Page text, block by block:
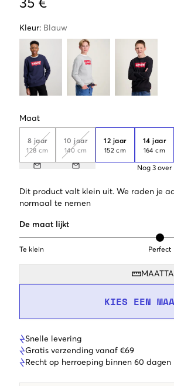
35 €
Kleur: Blauw
Maat
8 jaar
128 cm
10 jaar
140 cm
12 jaar
152 cm
14 jaar
164 cm
Nog 3 over
Dit product valt klein uit. We raden je
normaal te nemen
De maat lijkt
Te klein Perfect
KIES EEN
Snelle levering
Gratis verzending vanaf €69
Recht op herroeping binnen 60 dagen